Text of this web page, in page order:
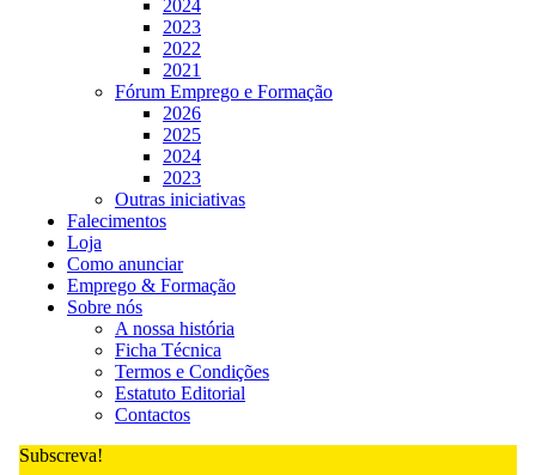
2024
2023
2022
2021
Fórum Emprego e Formação
2026
2025
2024
2023
Outras iniciativas
Falecimentos
Loja
Como anunciar
Emprego & Formação
Sobre nós
A nossa história
Ficha Técnica
Termos e Condições
Estatuto Editorial
Contactos
Subscreva!